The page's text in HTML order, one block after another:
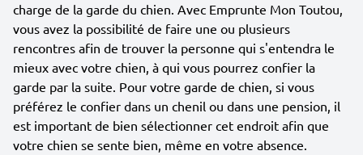
charge de la garde du chien. Avec Emprunte Mon Toutou,
vous avez la possibilité de faire une ou plusieurs
rencontres afin de trouver la personne qui s'entendra le
mieux avec votre chien, à qui vous pourrez confier la
garde par la suite. Pour votre garde de chien, si vous
préférez le confier dans un chenil ou dans une pension, il
est important de bien sélectionner cet endroit afin que
votre chien se sente bien, même en votre absence.